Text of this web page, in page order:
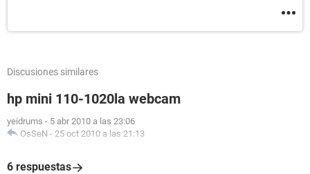
Discusiones similares
hp mini 110-1020la webcam
yeidrums - 5 abr 2010 a las 23:06
OsSeN - 25 oct 2010 a las 21:13
6 respuestas